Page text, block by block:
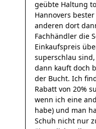
geübte Haltung
Hannovers
anderen dort
Fachhändler die
Einkaufspreis
superschlau
dann kauft doch
der Bucht. Ich
Rabatt von 20%
wenn ich eine
habe) und man
Schuh nicht nur